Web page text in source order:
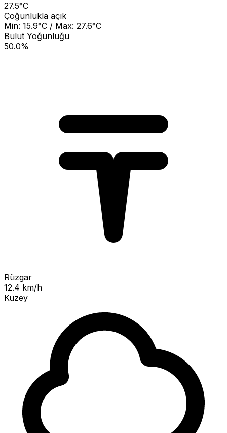
27.5°C
Çoğunlukla açık
Min: 15.9°C / Max: 27.6°C
Bulut Yoğunluğu
50.0%
Rüzgar
12.4 km/h
Kuzey